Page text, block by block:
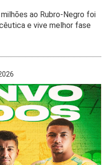
ao Rubro-Negro foi
e vive melhor fase